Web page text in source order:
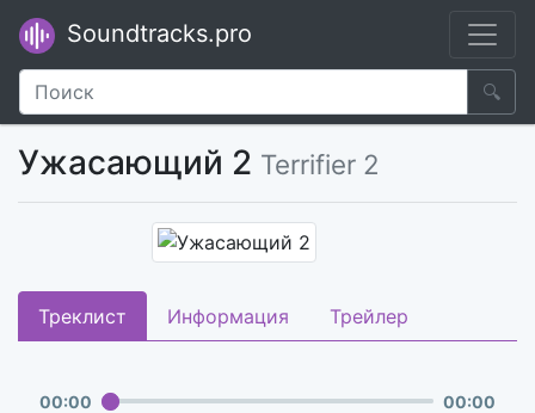
Soundtracks.pro
🔍
Ужасающий 2 Terrifier 2
Треклист Информация Трейлер
00:00 00:00